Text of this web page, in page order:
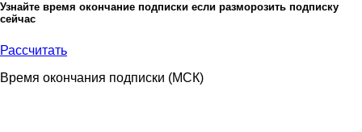
Узнайте время окончание подписки если разморозить подписку
сейчас
Рассчитать
Время окончания подписки (МСК)